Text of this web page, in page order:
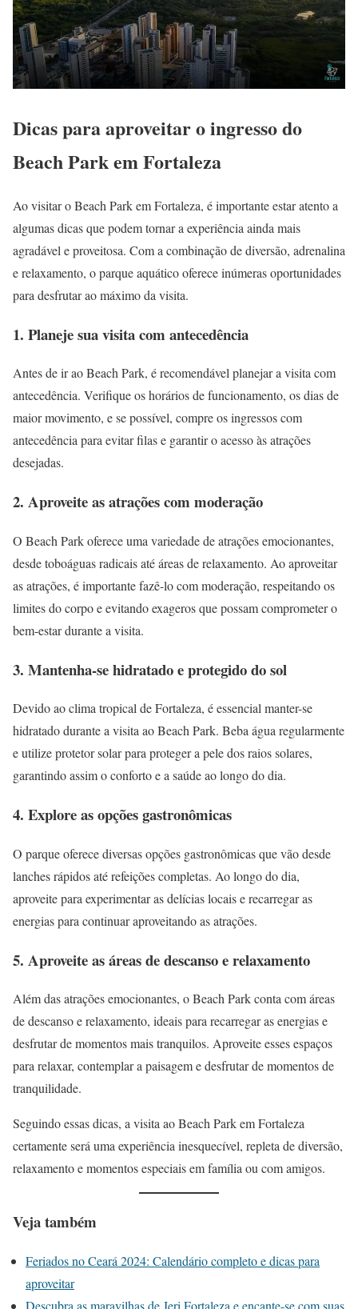
Dicas para aproveitar o ingresso do
Beach Park em Fortaleza
Ao visitar o Beach Park em Fortaleza, é importante estar atento a
algumas dicas que podem tornar a experiência ainda mais
agradável e proveitosa. Com a combinação de diversão, adrenalina
e relaxamento, o parque aquático oferece inúmeras oportunidades
para desfrutar ao máximo da visita.
1. Planeje sua visita com antecedência
Antes de ir ao Beach Park, é recomendável planejar a visita com
antecedência. Verifique os horários de funcionamento, os dias de
maior movimento, e se possível, compre os ingressos com
antecedência para evitar filas e garantir o acesso às atrações
desejadas.
2. Aproveite as atrações com moderação
O Beach Park oferece uma variedade de atrações emocionantes,
desde toboáguas radicais até áreas de relaxamento. Ao aproveitar
as atrações, é importante fazê-lo com moderação, respeitando os
limites do corpo e evitando exageros que possam comprometer o
bem-estar durante a visita.
3. Mantenha-se hidratado e protegido do sol
Devido ao clima tropical de Fortaleza, é essencial manter-se
hidratado durante a visita ao Beach Park. Beba água regularmente
e utilize protetor solar para proteger a pele dos raios solares,
garantindo assim o conforto e a saúde ao longo do dia.
4. Explore as opções gastronômicas
O parque oferece diversas opções gastronômicas que vão desde
lanches rápidos até refeições completas. Ao longo do dia,
aproveite para experimentar as delícias locais e recarregar as
energias para continuar aproveitando as atrações.
5. Aproveite as áreas de descanso e relaxamento
Além das atrações emocionantes, o Beach Park conta com áreas
de descanso e relaxamento, ideais para recarregar as energias e
desfrutar de momentos mais tranquilos. Aproveite esses espaços
para relaxar, contemplar a paisagem e desfrutar de momentos de
tranquilidade.
Seguindo essas dicas, a visita ao Beach Park em Fortaleza
certamente será uma experiência inesquecível, repleta de diversão,
relaxamento e momentos especiais em família ou com amigos.
Veja também
Feriados no Ceará 2024: Calendário completo e dicas para
aproveitar
Descubra as maravilhas de Jeri Fortaleza e encante-se com suas